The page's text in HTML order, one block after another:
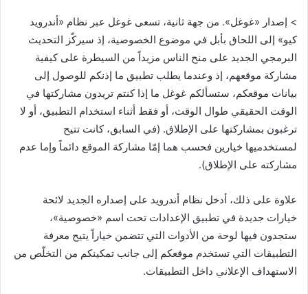
> إصدار «غوغل». من جهة ثانية، تسعى غوغل عبر نظام «أندرويد
كيو» إلى اللحاق بأبل في موضوع الخصوصية، إذ سيركّز التحديث
البرمجي الجديد على منح الناس مزيداً من السيطرة على كيفية
مشاركة موقعهم، إذ وعندما يطلب تطبيق ما إذنكم للوصول إلى
بيانات موقعكم، ستسألكم غوغل ما إذا كنتم تريدون مشاركتها في
الوقت الحقيقي طوال الوقت، أو فقط أثناء استخدام التطبيق، أو لا
ترغبون بمشاركتها على الإطلاق. (في السابق، كانت تتيح
لمستخدميها خيارين فحسب هما إمّا مشاركة الموقع دائماً وإما عدم
مشاركته على الإطلاق).
علاوة على ذلك، أدخل نظام أندرويد على إصداره الجديد لائحة
خيارات جديدة في تطبيق الإعدادات تحت اسم «خصوصية»،
ستجدون فيها لوحة من الأدوات التي تتضمن خياراً يتيح معرفة
التطبيقات التي تستخدم موقعكم إلى جانب تمكينكم من التخلّص من
الاستهداف الإعلاني داخل التطبيقات.